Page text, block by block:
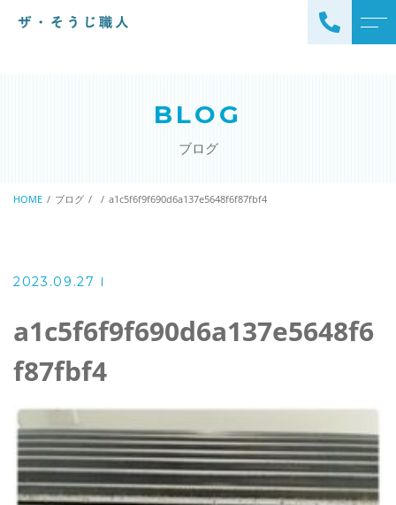
ザ・そうじ職人について
エアコンクリーニング
ハウスクリーニング
浴室クリーニング
風呂釜洗浄・追い炊き配管
クリーニング
トイレクリーニング
クリニック施設専門清掃
除菌清掃
よくある質問
ブログ
空気清浄機クリーニング
その他のお掃除
BLOG
ブログ
HOME ブログ a1c5f6f9f690d6a137e5648f6f87fbf4
2023.09.27
a1c5f6f9f690d6a137e5648f6
f87fbf4